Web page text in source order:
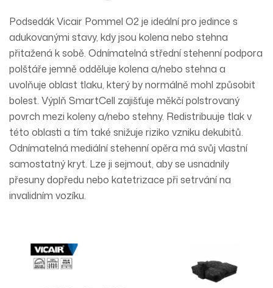
Podsedák Vicair Pommel O2 je ideální pro jedince s
adukovanými stavy, kdy jsou kolena nebo stehna
přitažená k sobě. Odnímatelná střední stehenní podpora
polštáře jemně odděluje kolena a/nebo stehna a
uvolňuje oblast tlaku, který by normálně mohl způsobit
bolest. Výplň SmartCell zajišťuje měkčí polstrovaný
povrch mezi koleny a/nebo stehny. Redistribuuje tlak v
této oblasti a tím také snižuje riziko vzniku dekubitů.
Odnímatelná mediální stehenní opěra má svůj vlastní
samostatný kryt. Lze ji sejmout, aby se usnadnily
přesuny dopředu nebo katetrizace při setrvání na
invalidním vozíku.